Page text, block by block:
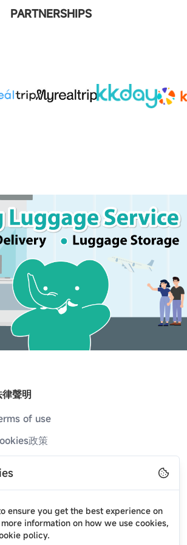
ensure you get the best experience on
information on how we use cookies,
policy.
PARTNERSHIPS
聲明
of use
政策